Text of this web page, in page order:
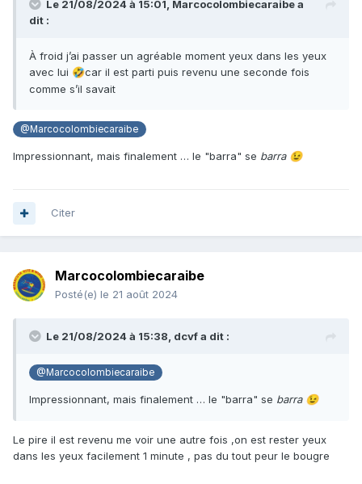
Le 21/08/2024 à 15:01, Marcocolombiecaraibea
dit :
À froid j’ai passer un agréable moment yeux dans les yeux
avec lui 🤣car il est parti puis revenu une seconde fois
comme s’il savait
@Marcocolombiecaraibe
Impressionnant, mais finalement … le "barra" se barra 😉
Citer
Marcocolombiecaraibe
Posté(e) le 21 août 2024
Le 21/08/2024 à 15:38, dcvfa dit :
@Marcocolombiecaraibe
Impressionnant, mais finalement … le "barra" se barra 😉
Le pire il est revenu me voir une autre fois ,on est rester yeux
dans les yeux facilement 1 minute , pas du tout peur le bougre